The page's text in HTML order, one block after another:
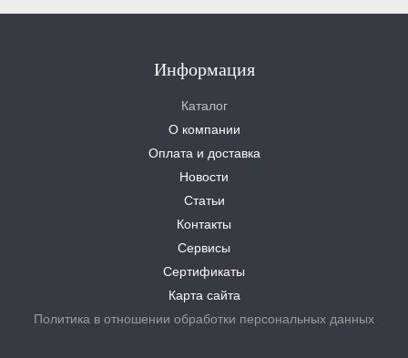
Информация
Каталог
О компании
Оплата и доставка
Новости
Статьи
Контакты
Сервисы
Сертификаты
Карта сайта
Политика в отношении обработки персональных данных